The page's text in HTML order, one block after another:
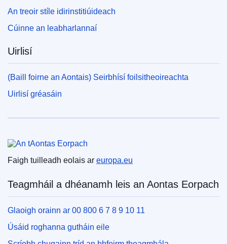
An treoir stíle idirinstitiúideach
Cúinne an leabharlannaí
Uirlisí
(Baill foirne an Aontais) Seirbhísí foilsitheoireachta
Uirlisí gréasáin
An tAontas Eorpach
Faigh tuilleadh eolais ar europa.eu
Teagmháil a dhéanamh leis an Aontas Eorpach
Glaoigh orainn ar 00 800 6 7 8 9 10 11
Úsáid roghanna gutháin eile